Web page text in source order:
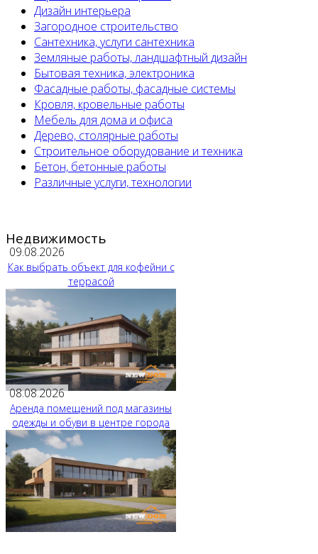
Дизайн интерьера
Загородное строительство
Сантехника, услуги сантехника
Земляные работы, ландшафтный дизайн
Бытовая техника, электроника
Фасадные работы, фасадные системы
Кровля, кровельные работы
Мебель для дома и офиса
Дерево, столярные работы
Строительное оборудование и техника
Бетон, бетонные работы
Различные услуги, технологии
Недвижимость
09.08.2026
Как выбрать объект для кофейни с
террасой
08.08.2026
Аренда помещений под магазины
одежды и обуви в центре города